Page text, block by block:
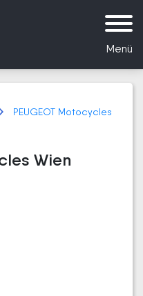
Menü
PEUGEOT Motocycles
Wien